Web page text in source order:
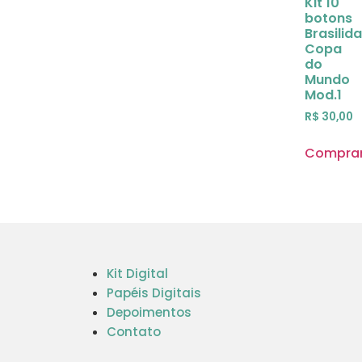
botons
Copa
do
Mundo
Mod.1
R$ 30,00
Kit Digital
Papéis Digitais
Depoimentos
Contato